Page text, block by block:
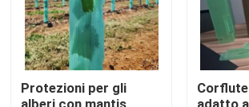
Casa.
Protezioni per gli